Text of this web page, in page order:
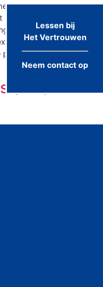
Lessen bij
Het Vertrouwen
Neem contact op
AVB op eigen
A, A1, A2 en A
bestaat uit 3
AVB|
Na de eerste
(AM)